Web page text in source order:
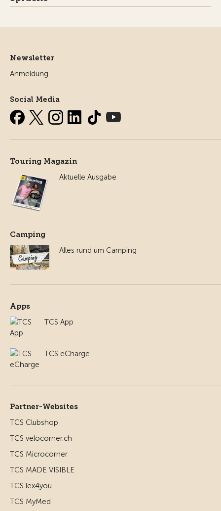
Newsletter
Anmeldung
Social Media
Touring Magazin
Aktuelle Ausgabe
Camping
Alles rund um Camping
Apps
TCS App
TCS eCharge
Partner-Websites
TCS Clubshop
TCS velocorner.ch
TCS Microcorner
TCS MADE VISIBLE
TCS lex4you
TCS MyMed